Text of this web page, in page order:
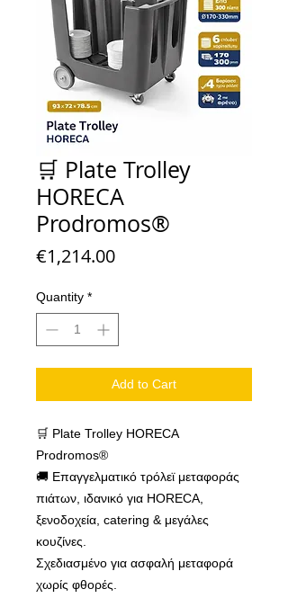
🛒 Plate Trolley
HORECA
Prodromos®
€1,214.00Price
Quantity *
Add to Cart
🛒 Plate Trolley HORECA
Prodromos®
🚚 Επαγγελματικό τρόλεϊ μεταφοράς
πιάτων, ιδανικό για HORECA,
ξενοδοχεία, catering & μεγάλες
κουζίνες.
Σχεδιασμένο για ασφαλή μεταφορά
χωρίς φθορές.